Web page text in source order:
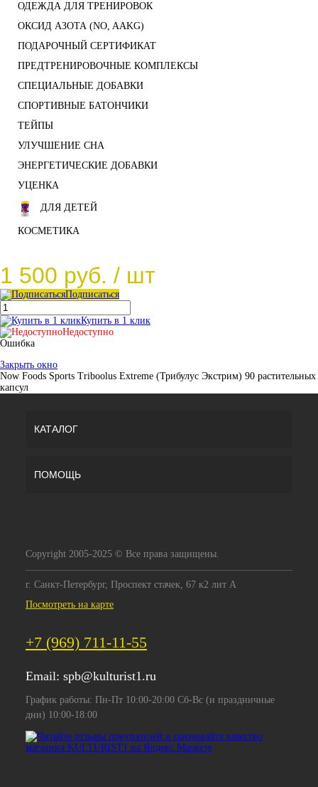
ОДЕЖДА ДЛЯ ТРЕНИРОВОК
ОКСИД АЗОТА (NO, AAKG)
ПОДАРОЧНЫЙ СЕРТИФИКАТ
ПРЕДТРЕНИРОВОЧНЫЕ КОМПЛЕКСЫ
СПЕЦИАЛЬНЫЕ ДОБАВКИ
СПОРТИВНЫЕ БАТОНЧИКИ
ТЕЙПЫ
УЛУЧШЕНИЕ СНА
ЭНЕРГЕТИЧЕСКИЕ ДОБАВКИ
УЦЕНКА
ДЛЯ ДЕТЕЙ
КОСМЕТИКА
1 500 руб. / шт
Подписаться
Купить в 1 клик
Недоступно
Ошибка
Закрыть окно
Now Foods Sports Triboolus Extreme (Трибулус Экстрим) 90 растительных
капсул
КАТАЛОГ
ПОМОЩЬ
Copyright 2005-2025 © Все права защищены.
г. Санкт-Петербург, Проспект стачек, 67 к2 лит А
Посмотреть на карте
+7 (969) 711-11-55
Email: spb@kulturist1.ru
График работы: Пн-Пт 10:00-20:00 Сб-Вс (и праздничные
дни) 10:00-18:00